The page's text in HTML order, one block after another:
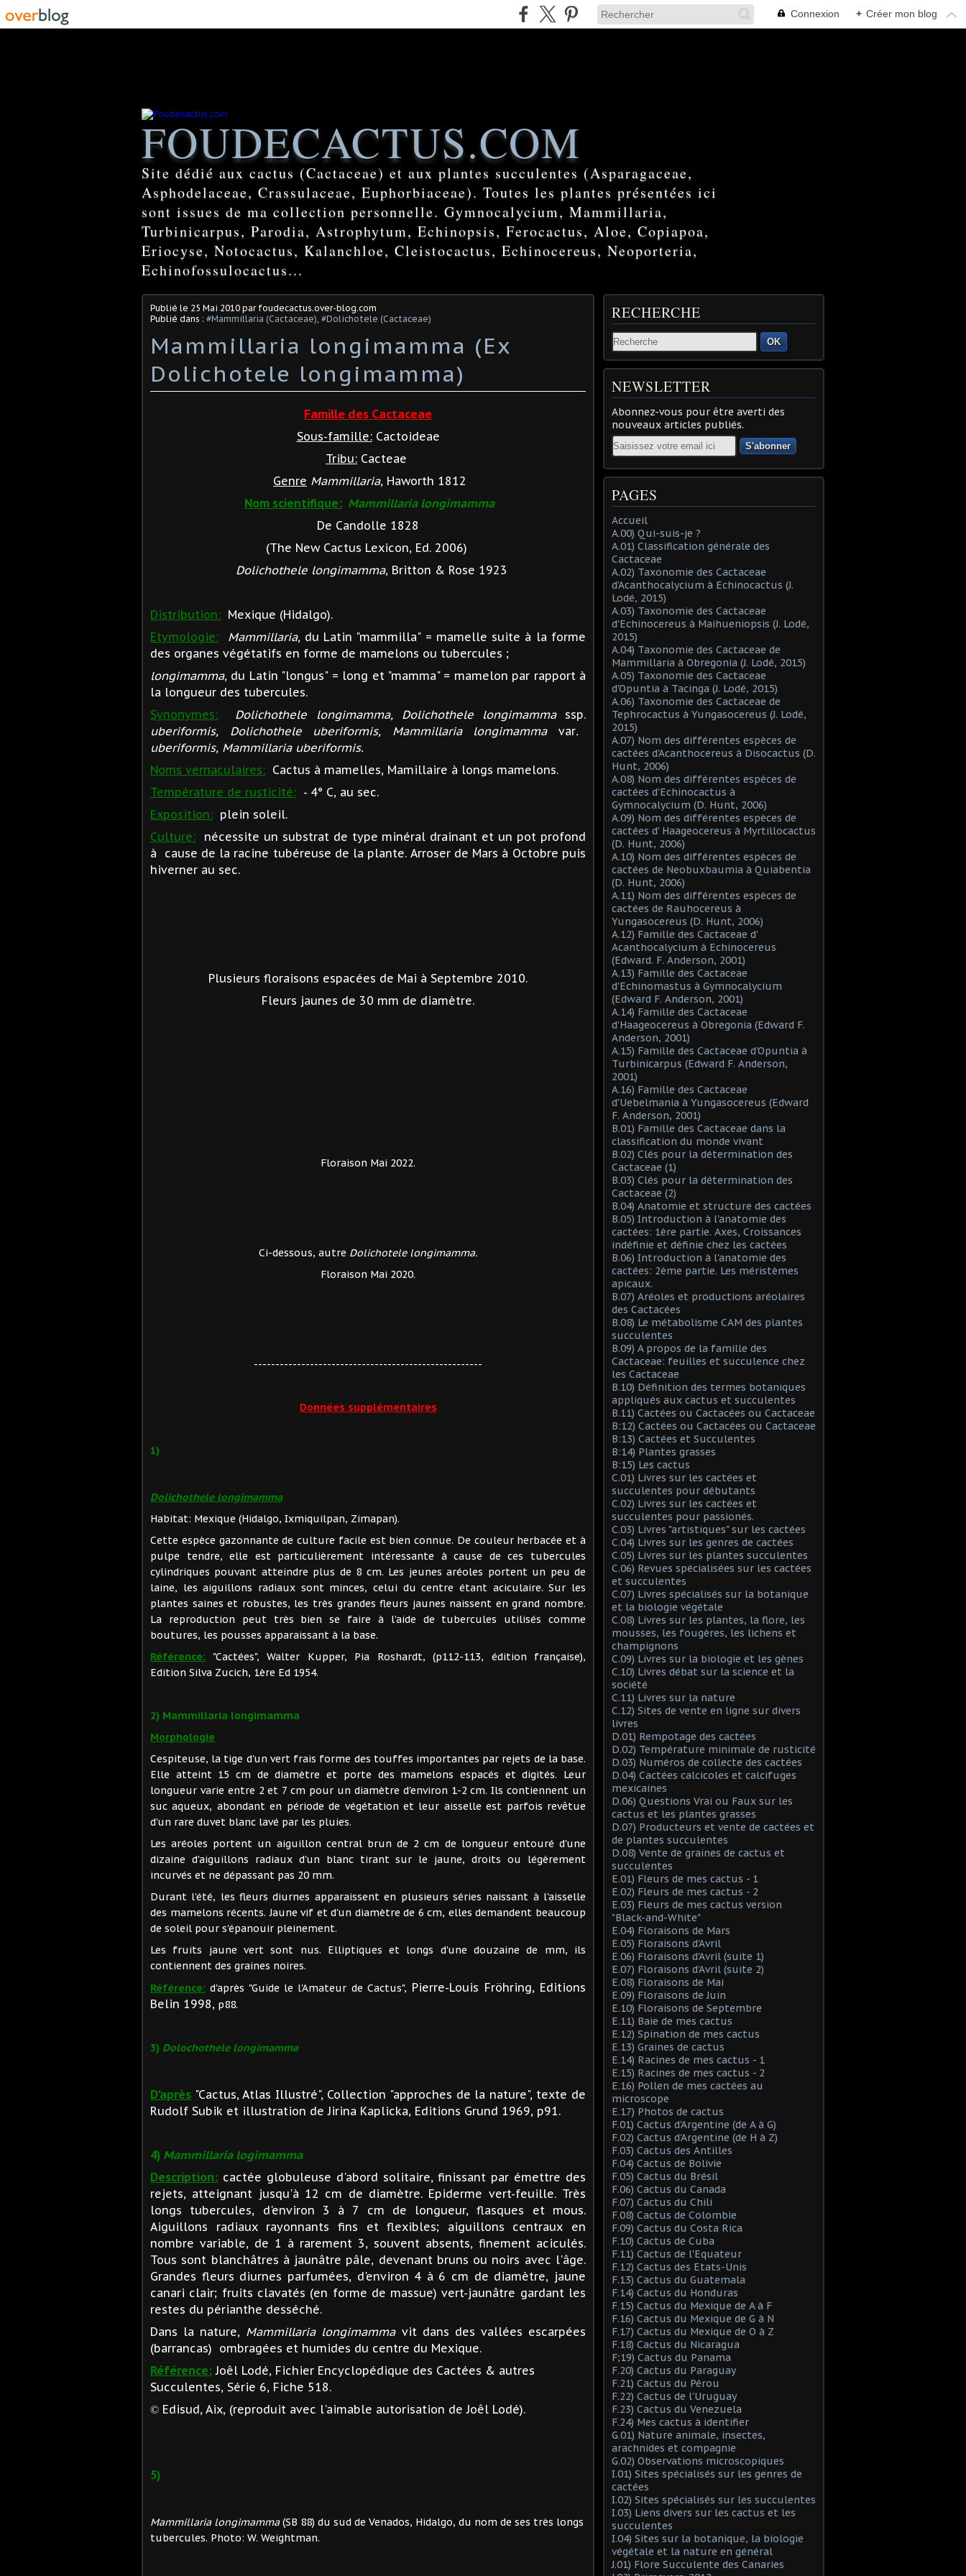
Connexion + Créer mon blog
FOUDECACTUS.COM
Site dédié aux cactus (Cactaceae) et aux plantes succulentes (Asparagaceae,
Asphodelaceae, Crassulaceae, Euphorbiaceae). Toutes les plantes présentées ici
sont issues de ma collection personnelle. Gymnocalycium, Mammillaria,
Turbinicarpus, Parodia, Astrophytum, Echinopsis, Ferocactus, Aloe, Copiapoa,
Eriocyse, Notocactus, Kalanchloe, Cleistocactus, Echinocereus, Neoporteria,
Echinofossulocactus...
Publié le 25 Mai 2010 par foudecactus.over-blog.com
Publié dans : #Mammillaria (Cactaceae) #Dolichotele (Cactaceae)
Mammillaria longimamma (Ex
Dolichotele longimamma)
Famille des Cactaceae
Sous-famille:Cactoideae
Tribu: Cacteae
Genre Mammillaria, Haworth 1812
Nom scientifique: Mammillaria longimamma
De Candolle 1828
(The New Cactus Lexicon, Ed. 2006)
Dolichothele longimamma, Britton & Rose 1923
Distribution: Mexique (Hidalgo).
Etymologie:
Mammillaria,du Latin "mammilla" = mamelle suite à la forme
des organes végétatifs en forme de mamelons ou tubercules ;
longimamma, du Latin "longus" = long et "mamma" = mamelon par rapport à
la longueur des tubercules.
Synonymes:
Dolichothele longimamma, Dolichothele longimamma ssp.
uberiformis, Dolichothele uberiformis, Mammillaria longimamma var.
uberiformis, Mammillaria uberiformis.
Noms vernaculaires: Cactus à mamelles, Mamillaire à longs mamelons.
Température de rusticité: - 4° C, au sec.
Exposition: plein soleil.
Culture: nécessite un substrat de type minéral drainant et un pot profond
à cause de la racine tubéreuse de la plante. Arroser de Mars à Octobre puis
hiverner au sec.
Plusieurs floraisons espacées de Mai à Septembre 2010.
Fleurs jaunes de 30 mm de diamètre.
Floraison Mai 2022.
Ci-dessous, autre Dolichotele longimamma.
Floraison Mai 2020.
-----------------------------------------------------
Données supplémentaires
1)
Dolichothele longimamma
Habitat: Mexique (Hidalgo, Ixmiquilpan, Zimapan).
Cette espèce gazonnante de culture facile est bien connue. De couleur herbacée et à
pulpe tendre, elle est particulièrement intéressante à cause de ces tubercules
cylindriques pouvant atteindre plus de 8 cm. Les jeunes aréoles portent un peu de
laine, les aiguillons radiaux sont minces, celui du centre étant aciculaire. Sur les
plantes saines et robustes, les très grandes fleurs jaunes naissent en grand nombre.
La reproduction peut très bien se faire à l'aide de tubercules utilisés comme
boutures, les pousses apparaissant à la base.
Référence: "Cactées", Walter Kupper, Pia Roshardt, (p112-113, édition française),
Edition Silva Zucich, 1ère Ed 1954.
2) Mammillaria longimamma
Morphologie
Cespiteuse, la tige d'un vert frais forme des touffes importantes par rejets de la base.
Elle atteint 15 cm de diamètre et porte des mamelons espacés et digités. Leur
longueur varie entre 2 et 7 cm pour un diamètre d'environ 1-2 cm. Ils contiennent un
suc aqueux, abondant en période de végétation et leur aisselle est parfois revêtue
d'un rare duvet blanc lavé par les pluies.
Les aréoles portent un aiguillon central brun de 2 cm de longueur entouré d'une
dizaine d'aiguillons radiaux d'un blanc tirant sur le jaune, droits ou légèrement
incurvés et ne dépassant pas 20 mm.
Durant l'été, les fleurs diurnes apparaissent en plusieurs séries naissant à l'aisselle
des mamelons récents. Jaune vif et d'un diamètre de 6 cm, elles demandent beaucoup
de soleil pour s'épanouir pleinement.
Les fruits jaune vert sont nus. Elliptiques et longs d'une douzaine de mm, ils
contiennent des graines noires.
Référence: d'après "Guide le l'Amateur de Cactus", Pierre-Louis Fröhring, Editions
Belin 1998, p88.
3) Dolochothele longimamma
D'après "Cactus, Atlas Illustré", Collection "approches de la nature", texte de
Rudolf Subik et illustration de Jirina Kaplicka, Editions Grund 1969, p91.
4) Mammillaria logimamma
Description: cactée globuleuse d'abord solitaire, finissant par émettre des
rejets, atteignant jusqu'à 12 cm de diamètre. Epiderme vert-feuille. Très
longs tubercules, d'environ 3 à 7 cm de longueur, flasques et mous.
Aiguillons radiaux rayonnants fins et flexibles; aiguillons centraux en
nombre variable, de 1 à rarement 3, souvent absents, finement aciculés.
Tous sont blanchâtres à jaunâtre pâle, devenant bruns ou noirs avec l'âge.
Grandes fleurs diurnes parfumées, d'environ 4 à 6 cm de diamètre, jaune
canari clair; fruits clavatés (en forme de massue) vert-jaunâtre gardant les
restes du périanthe desséché.
Dans la nature, Mammillaria longimammavit dans des vallées escarpées
(barrancas) ombragées et humides du centre du Mexique.
Référence: Joêl Lodé, Fichier Encyclopédique des Cactées & autres
Succulentes, Série 6, Fiche 518.
© Edisud, Aix, (reproduit avec l'aimable autorisation de Joêl Lodé).
5)
Mammillaria longimamma(SB 88) du sud de Venados, Hidalgo, du nom de ses très longs
tubercules. Photo: W. Weightman.
RECHERCHE
OK
NEWSLETTER
Abonnez-vous pour être averti des
nouveaux articles publiés.
Email
PAGES
Accueil
A.00) Qui-suis-je ?
A.01) Classification générale des
Cactaceae
A.02) Taxonomie des Cactaceae
d'Acanthocalycium à Echinocactus (J.
Lodé, 2015)
A.03) Taxonomie des Cactaceae
d'Echinocereus à Maihueniopsis (J. Lodé,
2015)
A.04) Taxonomie des Cactaceae de
Mammillaria à Obregonia (J. Lodé, 2015)
A.05) Taxonomie des Cactaceae
d'Opuntia à Tacinga (J. Lodé, 2015)
A.06) Taxonomie des Cactaceae de
Tephrocactus à Yungasocereus (J. Lodé,
2015)
A.07) Nom des différentes espèces de
cactées d'Acanthocereus à Disocactus (D.
Hunt, 2006)
A.08) Nom des différentes espèces de
cactées d'Echinocactus à
Gymnocalycium (D. Hunt, 2006)
A.09) Nom des différentes espèces de
cactées d' Haageocereus à Myrtillocactus
(D. Hunt, 2006)
A.10) Nom des différentes espèces de
cactées de Neobuxbaumia à Quiabentia
(D. Hunt, 2006)
A.11) Nom des différentes espèces de
cactées de Rauhocereus à
Yungasocereus (D. Hunt, 2006)
A.12) Famille des Cactaceae d'
Acanthocalycium à Echinocereus
(Edward. F. Anderson, 2001)
A.13) Famille des Cactaceae
d'Echinomastus à Gymnocalycium
(Edward F. Anderson, 2001)
A.14) Famille des Cactaceae
d'Haageocereus à Obregonia (Edward F.
Anderson, 2001)
A.15) Famille des Cactaceae d'Opuntia à
Turbinicarpus (Edward F. Anderson,
2001)
A.16) Famille des Cactaceae
d'Uebelmania à Yungasocereus (Edward
F. Anderson, 2001)
B.01) Famille des Cactaceae dans la
classification du monde vivant
B.02) Clés pour la détermination des
Cactaceae (1)
B.03) Clés pour la détermination des
Cactaceae (2)
B.04) Anatomie et structure des cactées
B.05) Introduction à l'anatomie des
cactées: 1ère partie. Axes, Croissances
indéfinie et définie chez les cactées
B.06) Introduction à l'anatomie des
cactées: 2ème partie. Les méristèmes
apicaux.
B.07) Aréoles et productions aréolaires
des Cactacées
B.08) Le métabolisme CAM des plantes
succulentes
B.09) A propos de la famille des
Cactaceae: feuilles et succulence chez
les Cactaceae
B.10) Définition des termes botaniques
appliqués aux cactus et succulentes
B.11) Cactées ou Cactacées ou Cactaceae
B:12) Cactées ou Cactacées ou Cactaceae
B:13) Cactées et Succulentes
B:14) Plantes grasses
B:15) Les cactus
C.01) Livres sur les cactées et
succulentes pour débutants
C.02) Livres sur les cactées et
succulentes pour passionés.
C.03) Livres "artistiques" sur les cactées
C.04) Livres sur les genres de cactées
C.05) Livres sur les plantes succulentes
C.06) Revues spécialisées sur les cactées
et succulentes
C.07) Livres spécialisés sur la botanique
et la biologie végétale
C.08) Livres sur les plantes, la flore, les
mousses, les fougères, les lichens et
champignons
C.09) Livres sur la biologie et les gènes
C.10) Livres débat sur la science et la
société
C.11) Livres sur la nature
C.12) Sites de vente en ligne sur divers
livres
D.01) Rempotage des cactées
D.02) Température minimale de rusticité
D.03) Numéros de collecte des cactées
D.04) Cactées calcicoles et calcifuges
mexicaines
D.06) Questions Vrai ou Faux sur les
cactus et les plantes grasses
D.07) Producteurs et vente de cactées et
de plantes succulentes
D.08) Vente de graines de cactus et
succulentes
E.01) Fleurs de mes cactus - 1
E.02) Fleurs de mes cactus - 2
E.03) Fleurs de mes cactus version
"Black-and-White"
E.04) Floraisons de Mars
E.05) Floraisons d'Avril
E.06) Floraisons d'Avril (suite 1)
E.07) Floraisons d'Avril (suite 2)
E.08) Floraisons de Mai
E.09) Floraisons de Juin
E.10) Floraisons de Septembre
E.11) Baie de mes cactus
E.12) Spination de mes cactus
E.13) Graines de cactus
E.14) Racines de mes cactus - 1
E.15) Racines de mes cactus - 2
E.16) Pollen de mes cactées au
microscope
E.17) Photos de cactus
F.01) Cactus d'Argentine (de A à G)
F.02) Cactus d'Argentine (de H à Z)
F.03) Cactus des Antilles
F.04) Cactus de Bolivie
F.05) Cactus du Brésil
F.06) Cactus du Canada
F.07) Cactus du Chili
F.08) Cactus de Colombie
F.09) Cactus du Costa Rica
F.10) Cactus de Cuba
F.11) Cactus de l'Equateur
F.12) Cactus des Etats-Unis
F.13) Cactus du Guatemala
F.14) Cactus du Honduras
F.15) Cactus du Mexique de A à F
F.16) Cactus du Mexique de G à N
F.17) Cactus du Mexique de O à Z
F.18) Cactus du Nicaragua
F;19) Cactus du Panama
F.20) Cactus du Paraguay
F.21) Cactus du Pérou
F.22) Cactus de l'Uruguay
F.23) Cactus du Venezuela
F.24) Mes cactus à identifier
G.01) Nature animale, insectes,
arachnides et compagnie
G.02) Observations microscopiques
I.01) Sites spécialisés sur les genres de
cactées
I.02) Sites spécialisés sur les succulentes
I.03) Liens divers sur les cactus et les
succulentes
I.04) Sites sur la botanique, la biologie
végétale et la nature en général
J.01) Flore Succulente des Canaries